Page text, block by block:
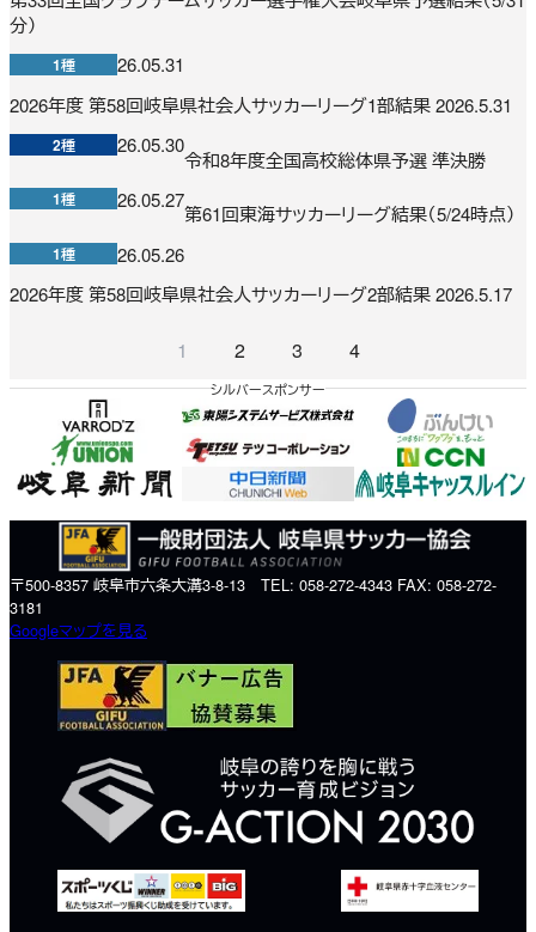
分）
1種
26.05.31
2026年度 第58回岐阜県社会人サッカーリーグ1部結果 2026.5.31
2種 26.05.30
令和8年度全国高校総体県予選 準決勝
1種 26.05.27
第61回東海サッカーリーグ結果（5/24時点）
1種
26.05.26
2026年度 第58回岐阜県社会人サッカーリーグ2部結果 2026.5.17
1 2 3 4
シルバースポンサー
〒500-8357 岐阜市六条大溝3-8-13 TEL: 058-272-4343 FAX: 058-272-
3181
Googleマップを見る